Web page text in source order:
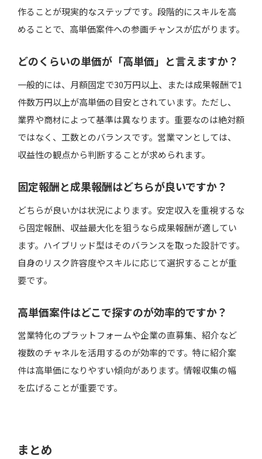
作ることが現実的なステップです。段階的にスキルを高
めることで、高単価案件への参画チャンスが広がります。
どのくらいの単価が「高単価」と言えますか？
一般的には、月額固定で30万円以上、または成果報酬で1
件数万円以上が高単価の目安とされています。ただし、
業界や商材によって基準は異なります。重要なのは絶対額
ではなく、工数とのバランスです。営業マンとしては、
収益性の観点から判断することが求められます。
固定報酬と成果報酬はどちらが良いですか？
どちらが良いかは状況によります。安定収入を重視するな
ら固定報酬、収益最大化を狙うなら成果報酬が適してい
ます。ハイブリッド型はそのバランスを取った設計です。
自身のリスク許容度やスキルに応じて選択することが重
要です。
高単価案件はどこで探すのが効率的ですか？
営業特化のプラットフォームや企業の直募集、紹介など
複数のチャネルを活用するのが効率的です。特に紹介案
件は高単価になりやすい傾向があります。情報収集の幅
を広げることが重要です。
まとめ